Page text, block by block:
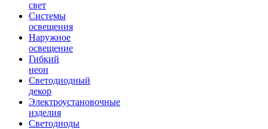
свет
Системы
освещения
Наружное
освещение
Гибкий
неон
Светодиодный
декор
Электроустановочные
изделия
Светодиоды